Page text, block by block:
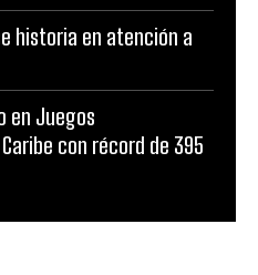
historia en atención a
en Juegos
con récord de 395